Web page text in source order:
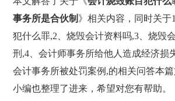
事务所是合伙制 》相关内容，同时关于
犯什么罪,2、烧毁会计资料吗,3、烧毁
刑,4、会计师事务所给他人造成经济损
会计事务所被处罚案例,的相关问答本
小编也整理了进来，希望对您有帮助。